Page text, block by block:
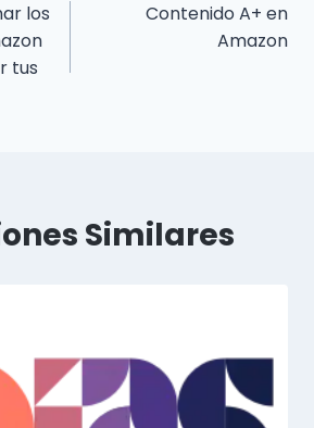
los
tus
Contenido A+ en
Amazon
Similares